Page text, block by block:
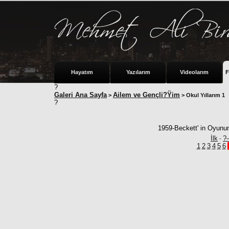
Hayatım Yazılarım Videolarım
?
Galeri Ana Sayfa > Ailem ve Gençli?Ÿim > Okul Yıllarım 1
?
1959-Beckett' in
İlk -
1 2 3 4 5 6